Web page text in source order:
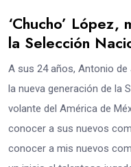
‘Chucho’
la Selección
A sus 24 años, Antonio
la nueva generación de la
volante del América de
conocer a sus nuevos
conocer a mis nuevos